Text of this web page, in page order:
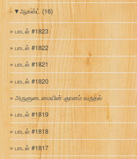
▼ஆகஸ்ட் (16)
பாடல் #1823
பாடல் #1822
பாடல் #1821
பாடல் #1820
அருளுடைமையின் ஞானம் வருதல்
பாடல் #1819
பாடல் #1818
பாடல் #1817